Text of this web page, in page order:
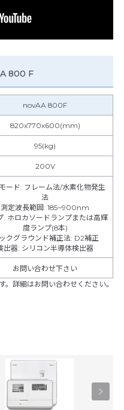
800 F
novAA 800F
820x770x600(mm)
95(kg)
200V
ード: フレーム法/水素化物発生
法
測定波長範囲:185~900nm
: ホロカソードランプまたは高輝
度ランプ(8本)
クグラウンド補正法: D2補正
出器: シリコン半導体検出器
お問い合わせ下さい
詳細はお問い合わせください。